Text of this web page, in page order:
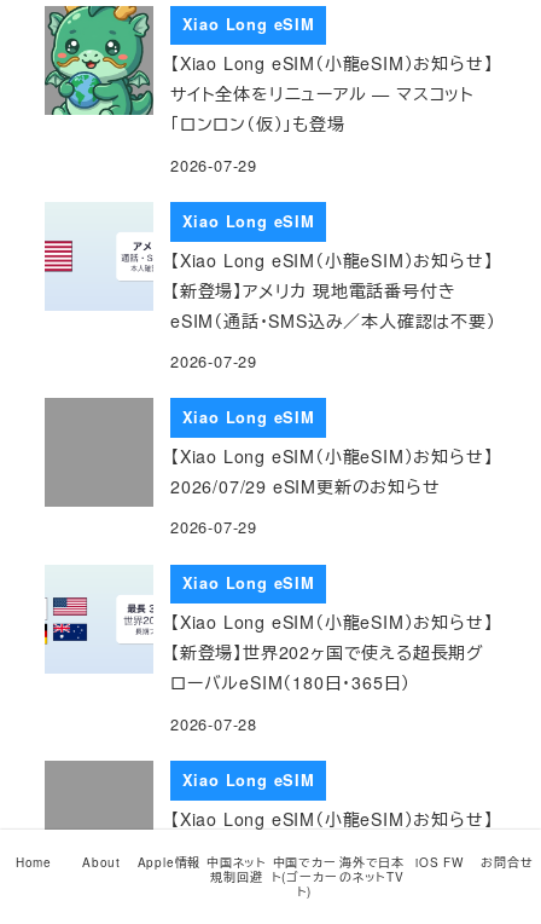
Xiao Long eSIM
【Xiao Long eSIM（小龍eSIM）お知らせ】
サイト全体をリニューアル — マスコット
「ロンロン（仮）」も登場
2026-07-29
Xiao Long eSIM
【Xiao Long eSIM（小龍eSIM）お知らせ】
【新登場】アメリカ 現地電話番号付き
eSIM（通話・SMS込み／本人確認は不要）
2026-07-29
Xiao Long eSIM
【Xiao Long eSIM（小龍eSIM）お知らせ】
2026/07/29 eSIM更新のお知らせ
2026-07-29
Xiao Long eSIM
【Xiao Long eSIM（小龍eSIM）お知らせ】
【新登場】世界202ヶ国で使える超長期グ
ローバルeSIM（180日・365日）
2026-07-28
Xiao Long eSIM
【Xiao Long eSIM（小龍eSIM）お知らせ】
2026-07-28
Home About Apple情報 中国ネット
規制回避
中国でカー
ト(ゴーカー
ト)
海外で日本
のネットTV
iOS FW お問合せ